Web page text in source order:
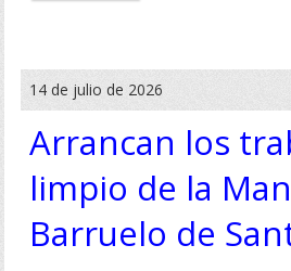
14 de julio de 2026
Arrancan los
limpio de la
Barruelo de